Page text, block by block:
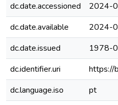
dc.date.accessioned
2024-
dc.date.available
2024-
dc.date.issued
1978-
dc.identifier.uri
https://
dc.language.iso
pt